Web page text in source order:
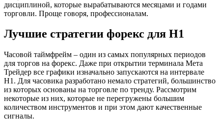
дисциплиной, которые вырабатываются месяцами и годами
торговли. Проще говоря, профессионалам.
Лучшие стратегии форекс для H1
Часовой таймфрейм – один из самых популярных периодов
для торгов на форекс. Даже при открытии терминала Мета
Трейдер все графики изначально запускаются на интервале
H1. Для часовика разработано немало стратегий, большинство
из которых основаны на торговле по тренду. Рассмотрим
некоторые из них, которые не перегружены большим
количеством инструментов и при этом дают качественные
сигналы.